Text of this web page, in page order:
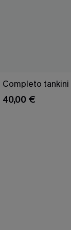
Completo
40,00 €